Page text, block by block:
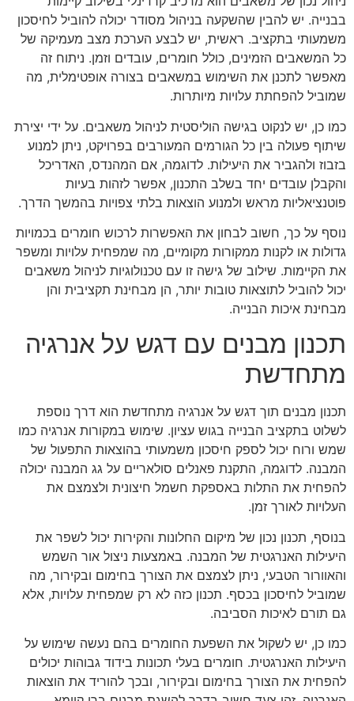
בבנייה. יש להבין שהשקעה בניהול מסודר יכולה להוביל לחיסכון
משמעותי בתקציב. ראשית, יש לבצע הערכת מצב מעמיקה של
כל המשאבים הזמינים, כולל חומרים, עובדים וזמן. ניתוח זה
מאפשר לתכנן את השימוש במשאבים בצורה אופטימלית, מה
שמוביל להפחתת עלויות מיותרות.
כמו כן, יש לנקוט בגישה הוליסטית לניהול משאבים. על ידי יצירת
שיתוף פעולה בין כל הגורמים המעורבים בפרויקט, ניתן למנוע
בזבוז ולהגביר את היעילות. לדוגמה, אם המהנדס, האדריכל
והקבלן עובדים יחד בשלב התכנון, אפשר לזהות בעיות
פוטנציאליות מראש ולמנוע הוצאות בלתי צפויות בהמשך הדרך.
נוסף על כך, חשוב לבחון את האפשרות לרכוש חומרים בכמויות
גדולות או לקנות ממקורות מקומיים, מה שמפחית עלויות ומשפר
את הקיימות. שילוב של גישה זו עם טכנולוגיות לניהול משאבים
יכול להוביל לתוצאות טובות יותר, הן מבחינת תקציבית והן
מבחינת איכות הבנייה.
תכנון מבנים עם דגש על אנרגיה
מתחדשת
תכנון מבנים תוך דגש על אנרגיה מתחדשת הוא דרך נוספת
לשלוט בתקציב הבנייה בגוש עציון. שימוש במקורות אנרגיה כמו
שמש ורוח יכול לספק חיסכון משמעותי בהוצאות התפעול של
המבנה. לדוגמה, התקנת פאנלים סולאריים על גג המבנה יכולה
להפחית את התלות באספקת חשמל חיצונית ולצמצם את
העלויות לאורך זמן.
בנוסף, תכנון נכון של מיקום החלונות והקירות יכול לשפר את
היעילות האנרגטית של המבנה. באמצעות ניצול אור השמש
והאוורור הטבעי, ניתן לצמצם את הצורך בחימום ובקירור, מה
שמוביל לחיסכון בכסף. תכנון כזה לא רק שמפחית עלויות, אלא
גם תורם לאיכות הסביבה.
כמו כן, יש לשקול את השפעת החומרים בהם נעשה שימוש על
היעילות האנרגטית. חומרים בעלי תכונות בידוד גבוהות יכולים
להפחית את הצורך בחימום ובקירור, ובכך להוריד את הוצאות